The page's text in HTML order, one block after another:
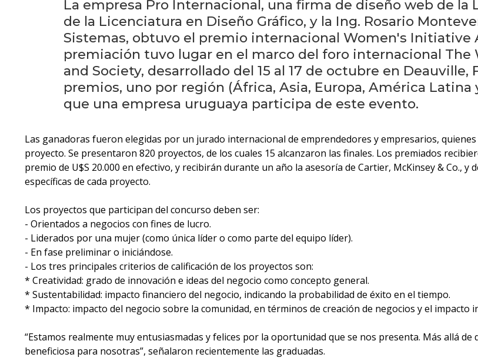
La empresa Pro Internacional, una firma de diseño web de la
de la Licenciatura en Diseño Gráfico, y la Ing. Rosario
Sistemas, obtuvo el premio internacional Women's Initiative
premiación tuvo lugar en el marco del foro internacional
and Society, desarrollado del 15 al 17 de octubre en
premios, uno por región (África, Asia, Europa, América
que una empresa uruguaya participa de este evento.
Las ganadoras fueron elegidas por un jurado internacional de emprendedores y empresarios,
proyecto. Se presentaron 820 proyectos, de los cuales 15 alcanzaron las finales. Los premiados
premio de U$S 20.000 en efectivo, y recibirán durante un año la asesoría de Cartier, McKinsey & Co., y
específicas de cada proyecto.
Los proyectos que participan del concurso deben ser:
- Orientados a negocios con fines de lucro.
- Liderados por una mujer (como única líder o como parte del equipo líder).
- En fase preliminar o iniciándose.
- Los tres principales criterios de calificación de los proyectos son:
* Creatividad: grado de innovación e ideas del negocio como concepto general.
* Sustentabilidad: impacto financiero del negocio, indicando la probabilidad de éxito en el tiempo.
* Impacto: impacto del negocio sobre la comunidad, en términos de creación de negocios y el impacto
“Estamos realmente muy entusiasmadas y felices por la oportunidad que se nos presenta. Más allá
beneficiosa para nosotras”, señalaron recientemente las graduadas.